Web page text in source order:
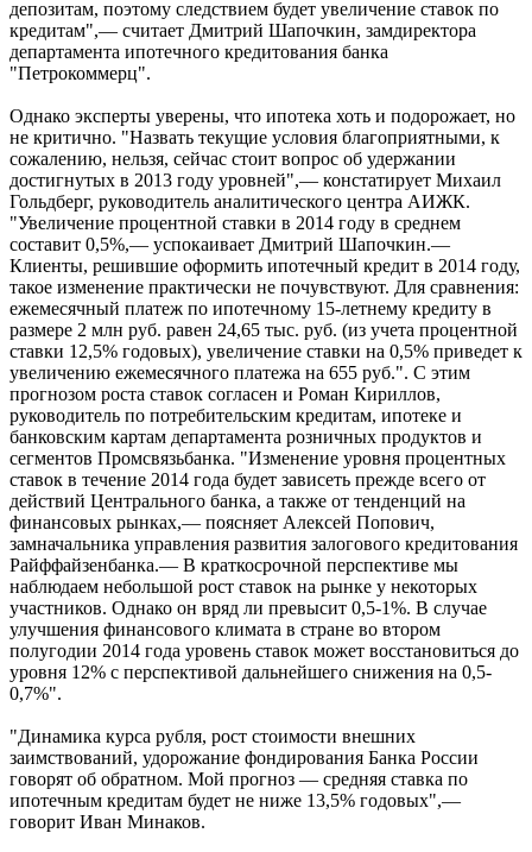
депозитам, поэтому следствием будет увеличение ставок по
кредитам",— считает Дмитрий Шапочкин, замдиректора
департамента ипотечного кредитования банка
"Петрокоммерц".
Однако эксперты уверены, что ипотека хоть и подорожает, но
не критично. "Назвать текущие условия благоприятными, к
сожалению, нельзя, сейчас стоит вопрос об удержании
достигнутых в 2013 году уровней",— констатирует Михаил
Гольдберг, руководитель аналитического центра АИЖК.
"Увеличение процентной ставки в 2014 году в среднем
составит 0,5%,— успокаивает Дмитрий Шапочкин.—
Клиенты, решившие оформить ипотечный кредит в 2014 году,
такое изменение практически не почувствуют. Для сравнения:
ежемесячный платеж по ипотечному 15-летнему кредиту в
размере 2 млн руб. равен 24,65 тыс. руб. (из учета процентной
ставки 12,5% годовых), увеличение ставки на 0,5% приведет к
увеличению ежемесячного платежа на 655 руб.". С этим
прогнозом роста ставок согласен и Роман Кириллов,
руководитель по потребительским кредитам, ипотеке и
банковским картам департамента розничных продуктов и
сегментов Промсвязьбанка. "Изменение уровня процентных
ставок в течение 2014 года будет зависеть прежде всего от
действий Центрального банка, а также от тенденций на
финансовых рынках,— поясняет Алексей Попович,
замначальника управления развития залогового кредитования
Райффайзенбанка.— В краткосрочной перспективе мы
наблюдаем небольшой рост ставок на рынке у некоторых
участников. Однако он вряд ли превысит 0,5-1%. В случае
улучшения финансового климата в стране во втором
полугодии 2014 года уровень ставок может восстановиться до
уровня 12% с перспективой дальнейшего снижения на 0,5-
0,7%".
"Динамика курса рубля, рост стоимости внешних
заимствований, удорожание фондирования Банка России
говорят об обратном. Мой прогноз — средняя ставка по
ипотечным кредитам будет не ниже 13,5% годовых",—
говорит Иван Минаков.